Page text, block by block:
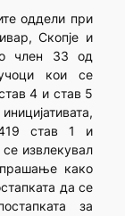
оддели при
Скопје и
член 33 од
кои се
4 и став 5
став 1 и
извлекувал
како
да се
за